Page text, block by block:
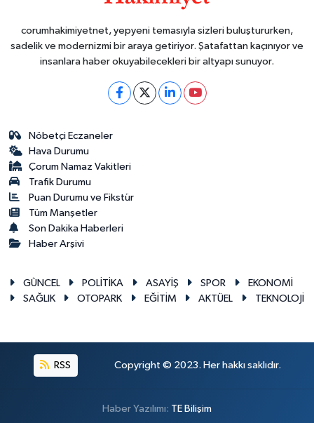
corumhakimiyetnet, yepyeni temasıyla sizleri buluştururken,
sadelik ve modernizmi bir araya getiriyor. Şatafattan kaçınıyor ve
insanlara haber okuyabilecekleri bir altyapı sunuyor.
Nöbetçi Eczaneler
Hava Durumu
Çorum Namaz Vakitleri
Trafik Durumu
Puan Durumu ve Fikstür
Tüm Manşetler
Son Dakika Haberleri
Haber Arşivi
GÜNCEL POLİTİKA ASAYİŞ SPOR
EKONOMİ
SAĞLIK
OTOPARK EĞİTİM AKTÜEL TEKNOLOJİ
RSS Copyright © 2023. Her hakkı saklıdır.
Haber Yazılımı: TE Bilişim